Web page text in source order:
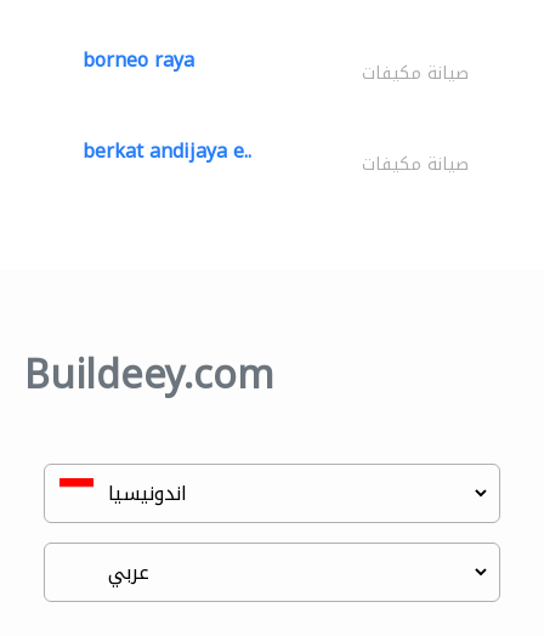
borneo raya صيانة مكيفات
berkat andijaya e.. صيانة مكيفات
Buildeey.com